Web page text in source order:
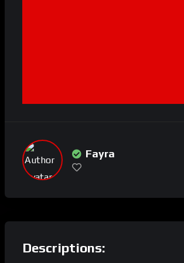
Fayra
Descriptions: